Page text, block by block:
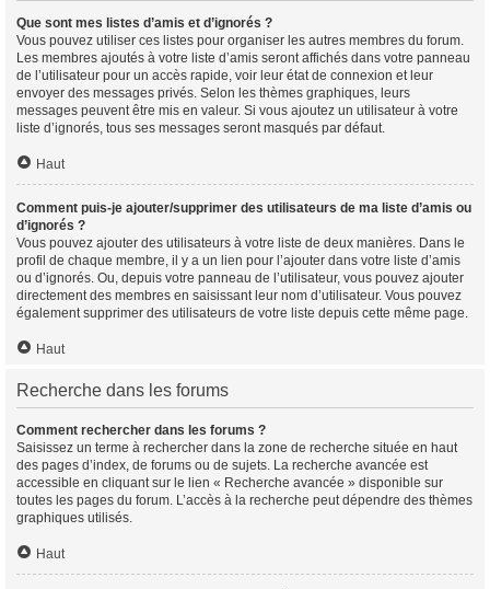
Que sont mes listes d’amis et d’ignorés ?
Vous pouvez utiliser ces listes pour organiser les autres membres du forum.
Les membres ajoutés à votre liste d’amis seront affichés dans votre panneau
de l’utilisateur pour un accès rapide, voir leur état de connexion et leur
envoyer des messages privés. Selon les thèmes graphiques, leurs
messages peuvent être mis en valeur. Si vous ajoutez un utilisateur à votre
liste d’ignorés, tous ses messages seront masqués par défaut.
Haut
Comment puis-je ajouter/supprimer des utilisateurs de ma liste d’amis ou
d’ignorés ?
Vous pouvez ajouter des utilisateurs à votre liste de deux manières. Dans le
profil de chaque membre, il y a un lien pour l’ajouter dans votre liste d’amis
ou d’ignorés. Ou, depuis votre panneau de l’utilisateur, vous pouvez ajouter
directement des membres en saisissant leur nom d’utilisateur. Vous pouvez
également supprimer des utilisateurs de votre liste depuis cette même page.
Haut
Recherche dans les forums
Comment rechercher dans les forums ?
Saisissez un terme à rechercher dans la zone de recherche située en haut
des pages d’index, de forums ou de sujets. La recherche avancée est
accessible en cliquant sur le lien « Recherche avancée » disponible sur
toutes les pages du forum. L’accès à la recherche peut dépendre des thèmes
graphiques utilisés.
Haut